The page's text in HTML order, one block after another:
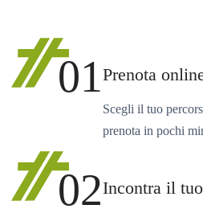
01Prenota
Scegli il tuo
prenota in pochi
02Incontra il